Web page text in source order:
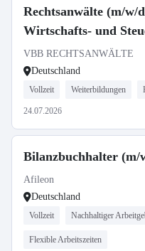
Rechtsanwälte (m/w/
Wirtschafts- und
VBB RECHTSANWÄLTE
Deutschland
Vollzeit Weiterbildungen
24.07.2026
Bilanzbuchhalter (m/
Afileon
Deutschland
Vollzeit Nachhaltiger
Flexible Arbeitszeiten